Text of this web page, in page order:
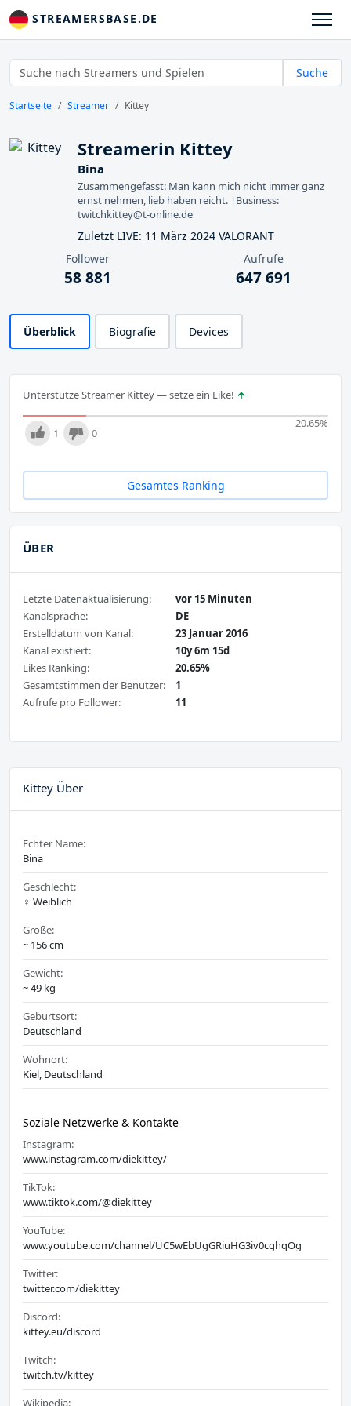
STREAMERSBASE.DE
Suche
Startseite Streamer Kittey
Streamerin Kittey
Bina
Zusammengefasst: Man kann mich nicht immer ganz
ernst nehmen, lieb haben reicht. |Business:
twitchkittey@t-online.de
Zuletzt LIVE: 11 März 2024 VALORANT
Follower
58 881
Aufrufe
647 691
Überblick Biografie Devices
Unterstütze Streamer Kittey — setze ein Like!
20.65%
1 0
Gesamtes Ranking
ÜBER
Letzte Datenaktualisierung:
vor 15 Minuten
Kanalsprache:
DE
Erstelldatum von Kanal:
23 Januar 2016
Kanal existiert:
10y 6m 15d
Likes Ranking:
20.65%
Gesamtstimmen der Benutzer:
1
Aufrufe pro Follower:
11
Kittey Über
Echter Name:
Bina
Geschlecht:
♀️ Weiblich
Größe:
~ 156 cm
Gewicht:
~ 49 kg
Geburtsort:
Deutschland
Wohnort:
Kiel, Deutschland
Soziale Netzwerke & Kontakte
Instagram:
www.instagram.com/diekittey/
TikTok:
www.tiktok.com/@diekittey
YouTube:
www.youtube.com/channel/UC5wEbUgGRiuHG3iv0cghqOg
Twitter:
twitter.com/diekittey
Discord:
kittey.eu/discord
Twitch:
twitch.tv/kittey
Wikipedia: